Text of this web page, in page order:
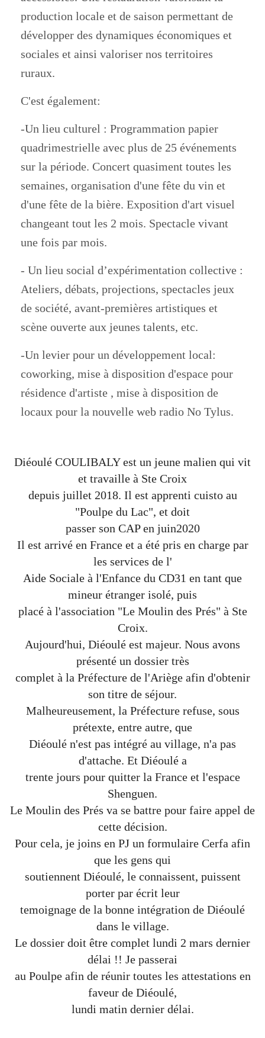
production locale et de saison permettant de
développer des dynamiques économiques et
sociales et ainsi valoriser nos territoires
ruraux.
C'est également:
-Un lieu culturel : Programmation papier
quadrimestrielle avec plus de 25 événements
sur la période. Concert quasiment toutes les
semaines, organisation d'une fête du vin et
d'une fête de la bière. Exposition d'art visuel
changeant tout les 2 mois. Spectacle vivant
une fois par mois.
- Un lieu social d’expérimentation collective :
Ateliers, débats, projections, spectacles jeux
de société, avant-premières artistiques et
scène ouverte aux jeunes talents, etc.
-Un levier pour un développement local:
coworking, mise à disposition d'espace pour
résidence d'artiste , mise à disposition de
locaux pour la nouvelle web radio No Tylus.
Diéoulé COULIBALY est un jeune malien qui vit
et travaille à Ste Croix
depuis juillet 2018. Il est apprenti cuisto au
"Poulpe du Lac", et doit
passer son CAP en juin2020
Il est arrivé en France et a été pris en charge par
les services de l'
Aide Sociale à l'Enfance du CD31 en tant que
mineur étranger isolé, puis
placé à l'association "Le Moulin des Prés" à Ste
Croix.
Aujourd'hui, Diéoulé est majeur. Nous avons
présenté un dossier très
complet à la Préfecture de l'Ariège afin d'obtenir
son titre de séjour.
Malheureusement, la Préfecture refuse, sous
prétexte, entre autre, que
Diéoulé n'est pas intégré au village, n'a pas
d'attache. Et Diéoulé a
trente jours pour quitter la France et l'espace
Shenguen.
Le Moulin des Prés va se battre pour faire appel de
cette décision.
Pour cela, je joins en PJ un formulaire Cerfa afin
que les gens qui
soutiennent Diéoulé, le connaissent, puissent
porter par écrit leur
temoignage de la bonne intégration de Diéoulé
dans le village.
Le dossier doit être complet lundi 2 mars dernier
délai !! Je passerai
au Poulpe afin de réunir toutes les attestations en
faveur de Diéoulé,
lundi matin dernier délai.